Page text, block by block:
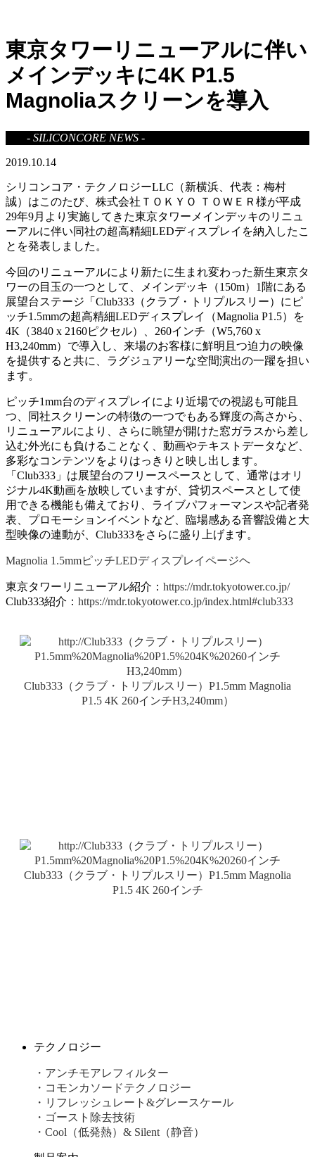
東京タワーリニューアルに伴い
メインデッキに4K P1.5
Magnoliaスクリーンを導入
- SILICONCORE NEWS -
2019.10.14
シリコンコア・テクノロジーLLC（新横浜、代表：梅村
誠）はこのたび、株式会社ＴＯＫＹＯ ＴＯＷＥＲ様が平成
29年9月より実施してきた東京タワーメインデッキのリニュ
ーアルに伴い同社の超高精細LEDディスプレイを納入したこ
とを発表しました。
今回のリニューアルにより新たに生まれ変わった新生東京タ
ワーの目玉の一つとして、メインデッキ（150m）1階にある
展望台ステージ「Club333（クラブ・トリプルスリー）にピ
ッチ1.5mmの超高精細LEDディスプレイ（Magnolia P1.5）を
4K（3840 x 2160ピクセル）、260インチ（W5,760 x
H3,240mm）で導入し、来場のお客様に鮮明且つ迫力の映像
を提供すると共に、ラグジュアリーな空間演出の一躍を担い
ます。
ピッチ1mm台のディスプレイにより近場での視認も可能且
つ、同社スクリーンの特徴の一つでもある輝度の高さから、
リニューアルにより、さらに眺望が開けた窓ガラスから差し
込む外光にも負けることなく、動画やテキストデータなど、
多彩なコンテンツをよりはっきりと映し出します。
「Club333」は展望台のフリースペースとして、通常はオリ
ジナル4K動画を放映していますが、貸切スペースとして使
用できる機能も備えており、ライブパフォーマンスや記者発
表、プロモーションイベントなど、臨場感ある音響設備と大
型映像の連動が、Club333をさらに盛り上げます。
Magnolia 1.5mmピッチLEDディスプレイページヘ
東京タワーリニューアル紹介： https://mdr.tokyotower.co.jp/
Club333紹介： https://mdr.tokyotower.co.jp/index.html#club333
Club333（クラブ・トリプルスリー）P1.5mm Magnolia
P1.5 4K 260インチH3,240mm）
Club333（クラブ・トリプルスリー）P1.5mm Magnolia
P1.5 4K 260インチ
テクノロジー
・アンチモアレフィルター
・コモンカソードテクノロジー
・リフレッシュレート&グレースケール
・ゴースト除去技術
・Cool（低発熱）& Silent（静音）